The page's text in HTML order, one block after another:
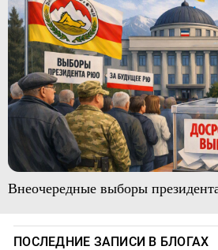
Внеочередные выборы
ПОСЛЕДНИЕ ЗАПИСИ В БЛОГАХ